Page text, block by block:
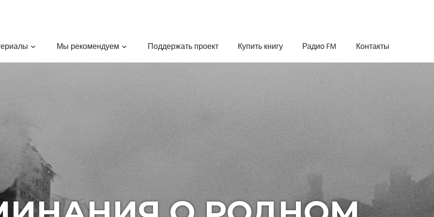
Мы рекомендуем Поддержать проект Купить книгу Радио FM Контакты